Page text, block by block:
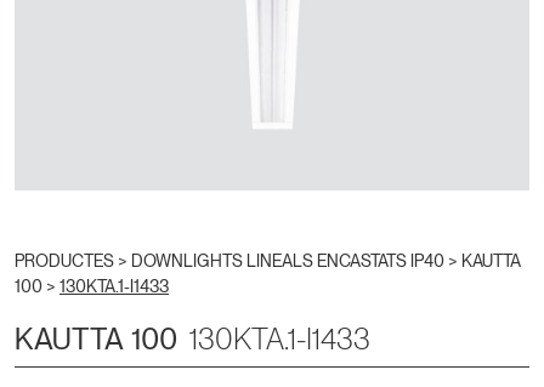
PRODUCTES > DOWNLIGHTS LINEALS ENCASTATS IP40 > KAUTTA
100 > 130KTA.1-I1433
KAUTTA 100 130KTA.1-I1433